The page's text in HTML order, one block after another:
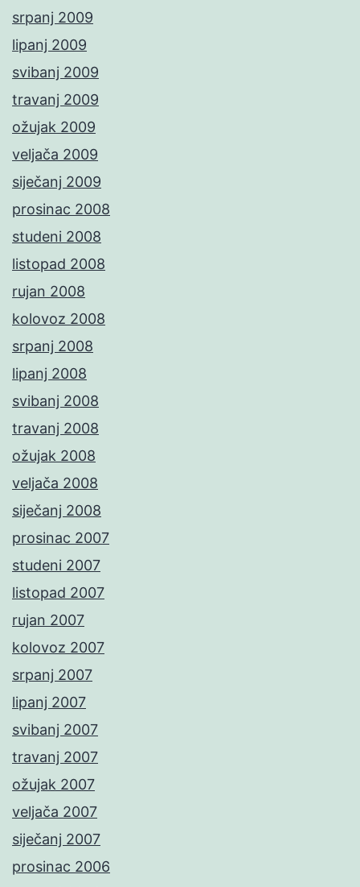
srpanj 2009
lipanj 2009
svibanj 2009
travanj 2009
ožujak 2009
veljača 2009
siječanj 2009
prosinac 2008
studeni 2008
listopad 2008
rujan 2008
kolovoz 2008
srpanj 2008
lipanj 2008
svibanj 2008
travanj 2008
ožujak 2008
veljača 2008
siječanj 2008
prosinac 2007
studeni 2007
listopad 2007
rujan 2007
kolovoz 2007
srpanj 2007
lipanj 2007
svibanj 2007
travanj 2007
ožujak 2007
veljača 2007
siječanj 2007
prosinac 2006